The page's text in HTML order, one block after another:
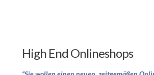
High End Onlineshops